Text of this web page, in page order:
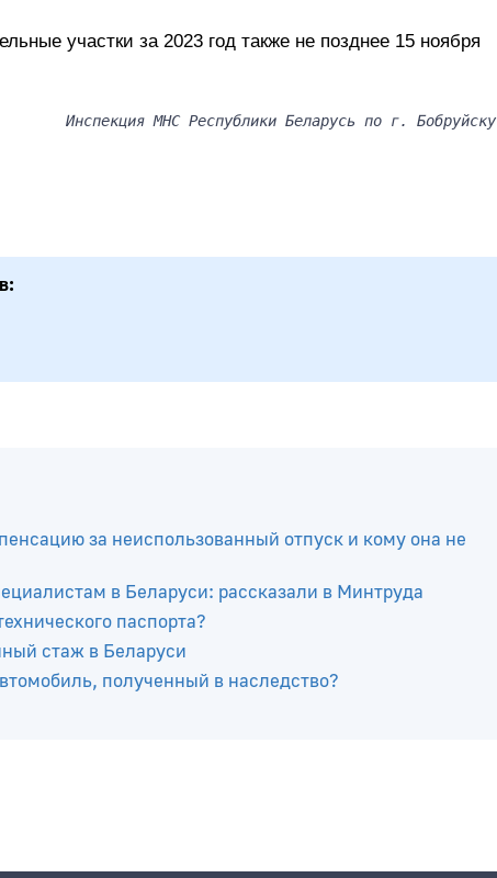
участки за 2023 год также не позднее 15 ноября
Инспекция МНС Республики Беларусь по г. Бобруйску
за неиспользованный отпуск и кому она не
в Беларуси: рассказали в Минтруда